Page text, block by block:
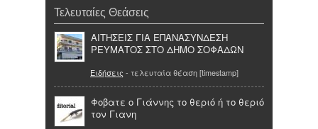
Τελευταίες Θεάσεις
ΑΙΤΗΣΕΙΣ ΓΙΑ ΕΠΑΝΑΣΥΝΔΕΣΗ
ΡΕΥΜΑΤΟΣ ΣΤΟ ΔΗΜΟ ΣΟΦΑΔΩΝ
Ειδήσεις - τελευταία θέαση [timestamp]
Φοβατε ο Γιάννης το θεριό ή το θεριό
τον Γιανη